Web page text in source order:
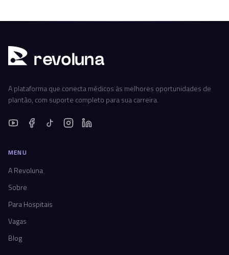
revoluna
A plataforma que conecta médicos às melhores oportunidades de
plantão, com suporte completo para sua carreira.
MENU
A Revoluna
Sobre
Para Hospitais
Vagas
Blog